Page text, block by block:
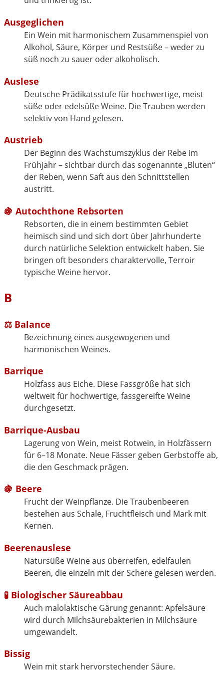
Ausgeglichen
Ein Wein mit harmonischem Zusammenspiel von
Alkohol, Säure, Körper und Restsüße – weder zu
süß noch zu sauer oder alkoholisch.
Auslese
Deutsche Prädikatsstufe für hochwertige, meist
süße oder edelsüße Weine. Die Trauben werden
selektiv von Hand gelesen.
Austrieb
Der Beginn des Wachstumszyklus der Rebe im
Frühjahr – sichtbar durch das sogenannte „Bluten“
der Reben, wenn Saft aus den Schnittstellen
austritt.
🍇 Autochthone Rebsorten
Rebsorten, die in einem bestimmten Gebiet
heimisch sind und sich dort über Jahrhunderte
durch natürliche Selektion entwickelt haben. Sie
bringen oft besonders charaktervolle, Terroir
typische Weine hervor.
B
⚖️ Balance
Bezeichnung eines ausgewogenen und
harmonischen Weines.
Barrique
Holzfass aus Eiche. Diese Fassgröße hat sich
weltweit für hochwertige, fassgereifte Weine
durchgesetzt.
Barrique-Ausbau
Lagerung von Wein, meist Rotwein, in Holzfässern
für 6–18 Monate. Neue Fässer geben Gerbstoffe ab,
die den Geschmack prägen.
🍇 Beere
Frucht der Weinpflanze. Die Traubenbeeren
bestehen aus Schale, Fruchtfleisch und Mark mit
Kernen.
Beerenauslese
Natursüße Weine aus überreifen, edelfaulen
Beeren, die einzeln mit der Schere gelesen werden.
🧪 Biologischer Säureabbau
Auch malolaktische Gärung genannt: Apfelsäure
wird durch Milchsäurebakterien in Milchsäure
umgewandelt.
Bissig
Wein mit stark hervorstechender Säure.